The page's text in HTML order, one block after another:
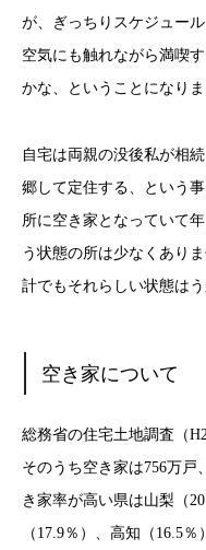
が、ぎっちりスケジュー
空気にも触れながら満喫
かな、ということになりま
自宅は両親の没後私が相
郷して定住する、という
所に空き家となっていて
う状態の所は少なくあり
計でもそれらしい状態は
空き家について
総務省の住宅土地調査（
そのうち空き家は756万戸
き家率が高い県は山梨（
（17.9％）、高知（16.5